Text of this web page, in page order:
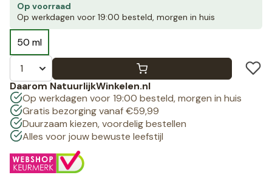
Op voorraad
Op werkdagen voor 19:00 besteld, morgen in huis
50 ml
Daarom NatuurlijkWinkelen.nl
Op werkdagen voor 19:00 besteld, morgen in huis
Gratis bezorging vanaf €59,99
Duurzaam kiezen, voordelig bestellen
Alles voor jouw bewuste leefstijl